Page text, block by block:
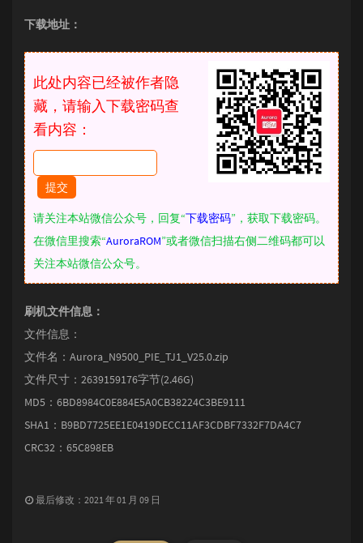
下载地址：
此处内容已经被作者隐
藏，请输入下载密码查
看内容：
请关注本站微信公众号，回复“下载密码”，获取下载密码。
在微信里搜索“AuroraROM”或者微信扫描右侧二维码都可以
关注本站微信公众号。
刷机文件信息：
文件信息：
文件名：Aurora_N9500_PIE_TJ1_V25.0.zip
文件尺寸：2639159176字节(2.46G)
MD5：6BD8984C0E884E5A0CB38224C3BE9111
SHA1：B9BD7725EE1E0419DECC11AF3CDBF7332F7DA4C7
CRC32：65C898EB
最后修改：2021 年 01 月 09 日